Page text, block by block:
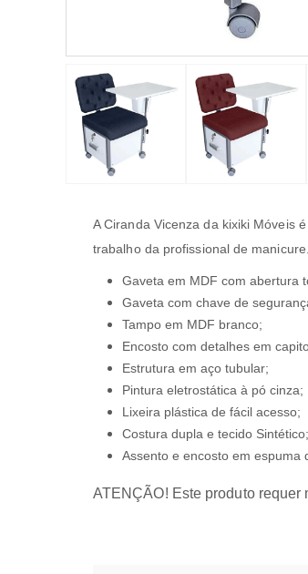
A Ciranda Vicenza da kixiki Móveis
trabalho da profissional de manicure.
Gaveta em MDF com abertura
Gaveta com chave de
Tampo em MDF branco;
Encosto com detalhes em
Estrutura em aço tubular;
Pintura eletrostática à pó cinza;
Lixeira plástica de fácil acesso;
Costura dupla e tecido Sintético;
Assento e encosto em espuma
ATENÇÃO! Este produto